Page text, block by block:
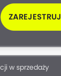
w sprzedaży